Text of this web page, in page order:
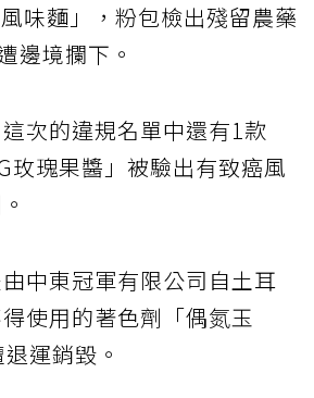
味麵」，粉包檢出殘留農藥
邊境攔下。
次的違規名單中還有1款
玫瑰果醬」被驗出有致癌風
中東冠軍有限公司自土耳
使用的著色劑「偶氮玉
運銷毀。